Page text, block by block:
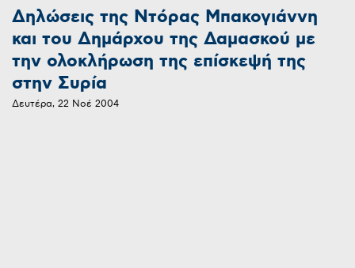
Δηλώσεις της Ντόρας Μπακογιάννη
και του Δημάρχου της Δαμασκού με
την ολοκλήρωση της επίσκεψή της
στην Συρία
Δευτέρα, 22 Νοέ 2004